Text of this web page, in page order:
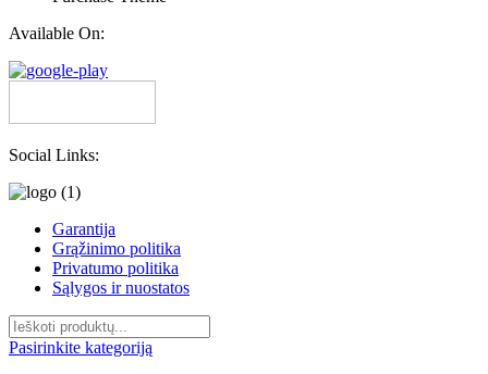
Available On:
Social Links:
Garantija
Grąžinimo politika
Privatumo politika
Sąlygos ir nuostatos
Pasirinkite kategoriją